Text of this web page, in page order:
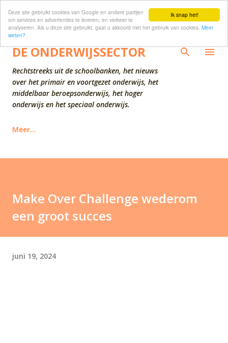
Ik snap het!
Deze site gebruikt cookies van Google en andere partijen
om services en advertenties te leveren, en verkeer te
analyseren. Als u deze site gebruikt, gaat u akkoord met het gebruik van cookies. Meer
weten?
Doorgaan naar hoofdcontent
DE ONDERWIJSSECTOR
Rechtstreeks uit de schoolbanken, het nieuws
over het primair en voortgezet onderwijs, het
middelbaar beroepsonderwijs, het hoger
onderwijs en het speciaal onderwijs.
Meer…
Make Over Challenge wederom
een groot succes
juni 19, 2024